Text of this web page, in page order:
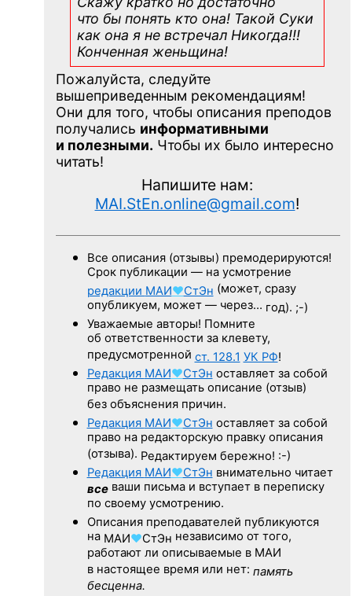
что бы понять кто она! Такой Суки
как она я не встречал Никогда!!!
Конченная женьщина!
Пожалуйста, следуйте
вышеприведенным рекомендациям!
Они для того, чтобы описания преподов
получались информативными
и полезными. Чтобы их было интересно
читать!
Напишите нам:
MAI.StEn.online@gmail.com!
Все описания (отзывы) премодерируются!
Срок публикации — на усмотрение
редакции МАИ♥СтЭн (может, сразу
опубликуем, может — через… год). ;-)
Уважаемые авторы! Помните
об ответственности за клевету,
предусмотренной ст. 128.1 УК РФ!
Редакция МАИ♥СтЭн оставляет за собой
право не размещать описание (отзыв)
без объяснения причин.
Редакция МАИ♥СтЭн оставляет за собой
право на редакторскую правку описания
(отзыва). Редактируем бережно! :-)
Редакция МАИ♥СтЭн внимательно читает
всеваши письма и вступает в переписку
по своему усмотрению.
Описания преподавателей публикуются
на МАИ♥СтЭн независимо от того,
работают ли описываемые в МАИ
в настоящее время или нет: память
бесценна.